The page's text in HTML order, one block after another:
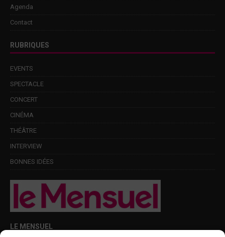
Agenda
Contact
RUBRIQUES
EVENTS
SPECTACLE
CONCERT
CINÉMA
THÉÂTRE
INTERVIEW
BONNES IDÉES
LE MENSUEL